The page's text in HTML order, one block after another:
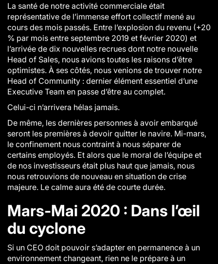
La santé de notre activité commerciale était
représentative de l’immense effort collectif mené au
cours des mois passés. Entre l’explosion du revenu (+20
% par mois entre septembre 2019 et février 2020) et
l’arrivée de dix nouvelles recrues dont notre nouvelle
Head of Sales, nous avions toutes les raisons d’être
optimistes. À ses côtés, nous venions de trouver notre
Head of Community : dernier élément essentiel d’une
Executive Team en passe d’être au complet.
Celui-ci n’arrivera hélas jamais.
De même, les dernières personnes à avoir embarqué
seront les premières à devoir quitter le navire. Mi-mars,
le confinement nous contraint à nous séparer de
certains employés. Et alors que le moral de l’équipe et
de nos investisseurs était plus haut que jamais, nous
nous retrouvions de nouveau en situation de crise
majeure. Le calme aura été de courte durée.
Mars-Mai 2020 : Dans l’œil
du cyclone
Si un CEO doit pouvoir s’adapter en permanence à un
environnement changeant, rien ne le prépare à un